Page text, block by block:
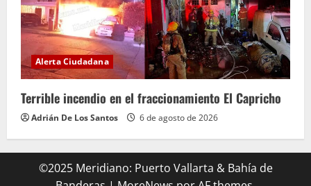
Alerta Ciudadana
Terrible incendio en el fraccionamiento El Capricho
Adrián De Los Santos 6 de agosto de 2026
©2025 Meridiano: Puerto Vallarta & Bahía de